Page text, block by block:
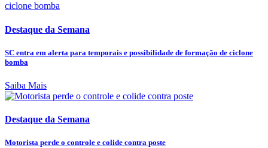
Destaque da Semana
SC entra em alerta para temporais e possibilidade de formação de ciclone
bomba
Saiba Mais
Destaque da Semana
Motorista perde o controle e colide contra poste